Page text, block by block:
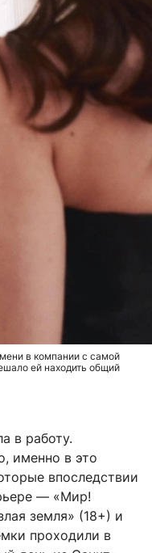
в компании с самой
ей находить общий
в работу.
именно в это
впоследствии
— «Мир!
земля» (18+) и
проходили в